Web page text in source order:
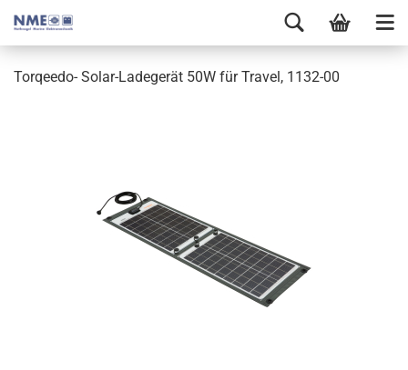
Torqeedo- Solar-Ladegerät 50W für Travel, 1132-00